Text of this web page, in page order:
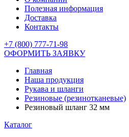
Полезная информация
Доставка
Контакты
+7 (800) 777-71-98
ОФОРМИТЬ ЗАЯВКУ
Главная
Наша продукция
Рукава и шланги
Резиновые (резинотканевые)
Резиновый шланг 32 мм
Каталог